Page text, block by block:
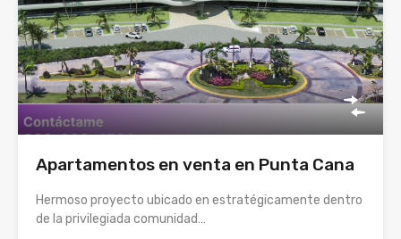
Apartamentos en venta en Punta Cana
Hermoso proyecto ubicado en estratégicamente dentro
de la privilegiada comunidad…